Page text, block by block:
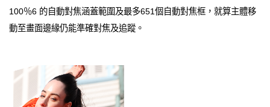
100％6 的自動對焦涵蓋範圍及最多651個自動對焦框，就算主體移
動至畫面邊緣仍能準確對焦及追蹤。